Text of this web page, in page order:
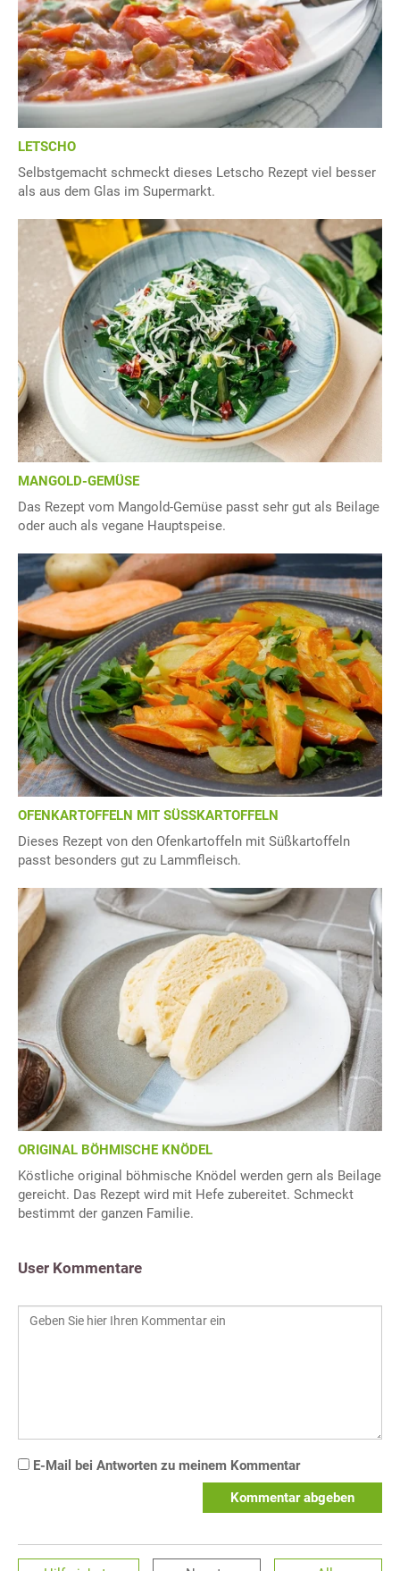
LETSCHO
Selbstgemacht schmeckt dieses Letscho Rezept viel besser
als aus dem Glas im Supermarkt.
MANGOLD-GEMÜSE
Das Rezept vom Mangold-Gemüse passt sehr gut als Beilage
oder auch als vegane Hauptspeise.
OFENKARTOFFELN MIT SÜSSKARTOFFELN
Dieses Rezept von den Ofenkartoffeln mit Süßkartoffeln
passt besonders gut zu Lammfleisch.
ORIGINAL BÖHMISCHE KNÖDEL
Köstliche original böhmische Knödel werden gern als Beilage
gereicht. Das Rezept wird mit Hefe zubereitet. Schmeckt
bestimmt der ganzen Familie.
User Kommentare
E-Mail bei Antworten zu meinem Kommentar
Kommentar abgeben